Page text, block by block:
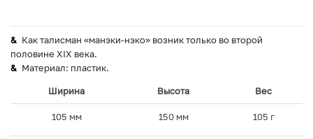
Как талисман «манэки-нэко» возник только во второй
половине XIX века.
Материал: пластик.
Ширина Высота Вес
105 мм 150 мм 105 г